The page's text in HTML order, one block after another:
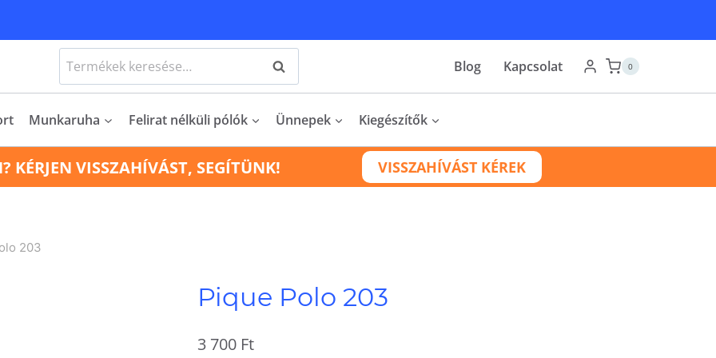
Keresés
a
következőre:
Keresés Blog Kapcsolat 0
Munkaruha Felirat nélküli pólók Ünnepek Kiegészítők
KÉRJEN VISSZAHÍVÁST, SEGÍTÜNK! VISSZAHÍVÁST KÉREK
203
Pique Polo 203
3 700 Ft